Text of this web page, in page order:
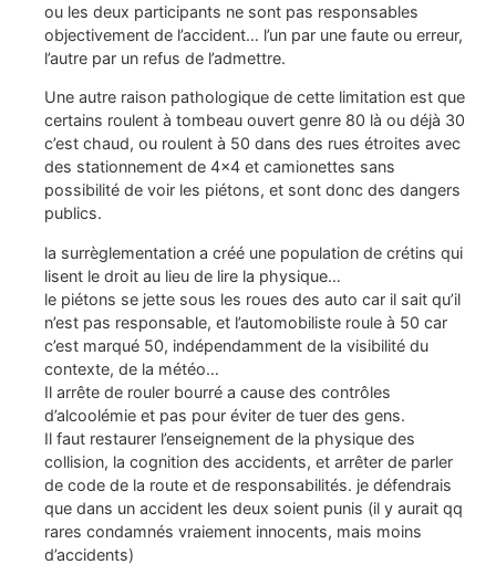
ou les deux participants ne sont pas responsables
objectivement de l’accident… l’un par une faute ou erreur,
l’autre par un refus de l’admettre.
Une autre raison pathologique de cette limitation est que
certains roulent à tombeau ouvert genre 80 là ou déjà 30
c’est chaud, ou roulent à 50 dans des rues étroites avec
des stationnement de 4×4 et camionettes sans
possibilité de voir les piétons, et sont donc des dangers
publics.
la surrèglementation a créé une population de crétins qui
lisent le droit au lieu de lire la physique…
le piétons se jette sous les roues des auto car il sait qu’il
n’est pas responsable, et l’automobiliste roule à 50 car
c’est marqué 50, indépendamment de la visibilité du
contexte, de la météo…
Il arrête de rouler bourré a cause des contrôles
d’alcoolémie et pas pour éviter de tuer des gens.
Il faut restaurer l’enseignement de la physique des
collision, la cognition des accidents, et arrêter de parler
de code de la route et de responsabilités. je défendrais
que dans un accident les deux soient punis (il y aurait qq
rares condamnés vraiement innocents, mais moins
d’accidents)